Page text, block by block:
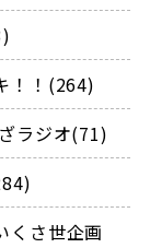
！！(264)
ラジオ(71)
くさ世企画